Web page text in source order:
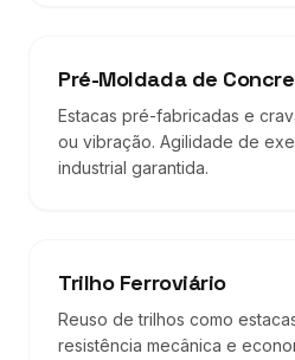
Pré-Moldada de
Estacas pré-fabricadas e
ou vibração. Agilidade de
industrial garantida.
Trilho Ferroviário
Reuso de trilhos como
resistência mecânica e